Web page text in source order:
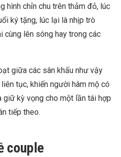
hình chỉn chu trên thảm đỏ, lúc
ký tặng, lúc lại là nhịp trò
cùng lên sóng hay trong các
giữa các sân khấu như vậy
tục, khiến người hâm mộ có
giữ kỳ vọng cho một lần tái hợp
tiếp theo.
couple